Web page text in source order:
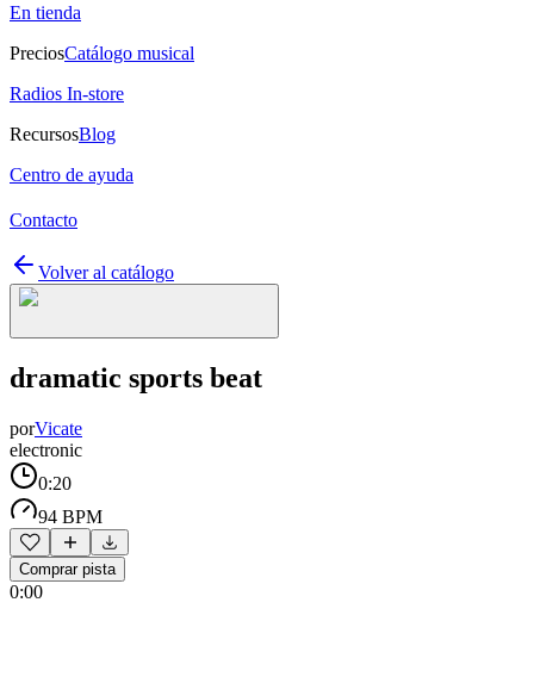
En tienda
PreciosCatálogo musical
Radios In-store
RecursosBlog
Centro de ayuda
Contacto
Volver al catálogo
dramatic sports beat
porVicate
electronic
0:20
94 BPM
Comprar pista
0:00